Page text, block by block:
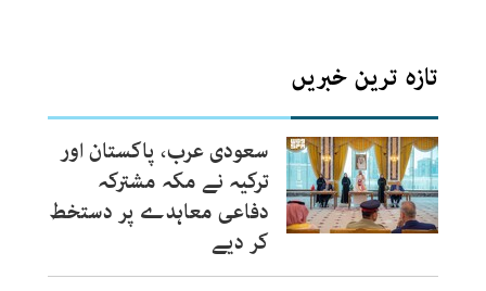
تازہ ترین خبریں
سعودی عرب، پاکستان اور
ترکیہ نے مکہ مشترکہ
دفاعی معاہدے پر دستخط
کر دیے